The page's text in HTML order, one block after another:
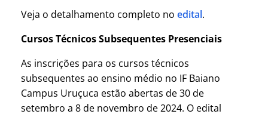
Veja o detalhamento completo no edital.
Cursos Técnicos Subsequentes Presenciais
As inscrições para os cursos técnicos
subsequentes ao ensino médio no IF Baiano
Campus Uruçuca estão abertas de 30 de
setembro a 8 de novembro de 2024. O edital